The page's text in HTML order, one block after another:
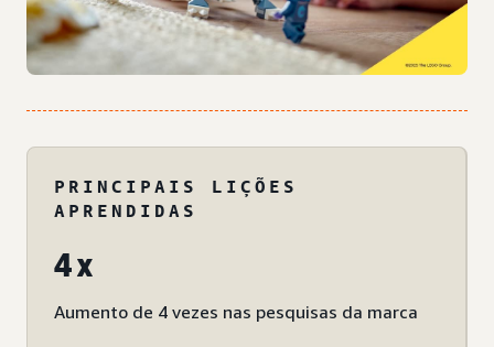
PRINCIPAIS LIÇÕES
APRENDIDAS
4 x
Aumento de 4 vezes nas pesquisas da marca